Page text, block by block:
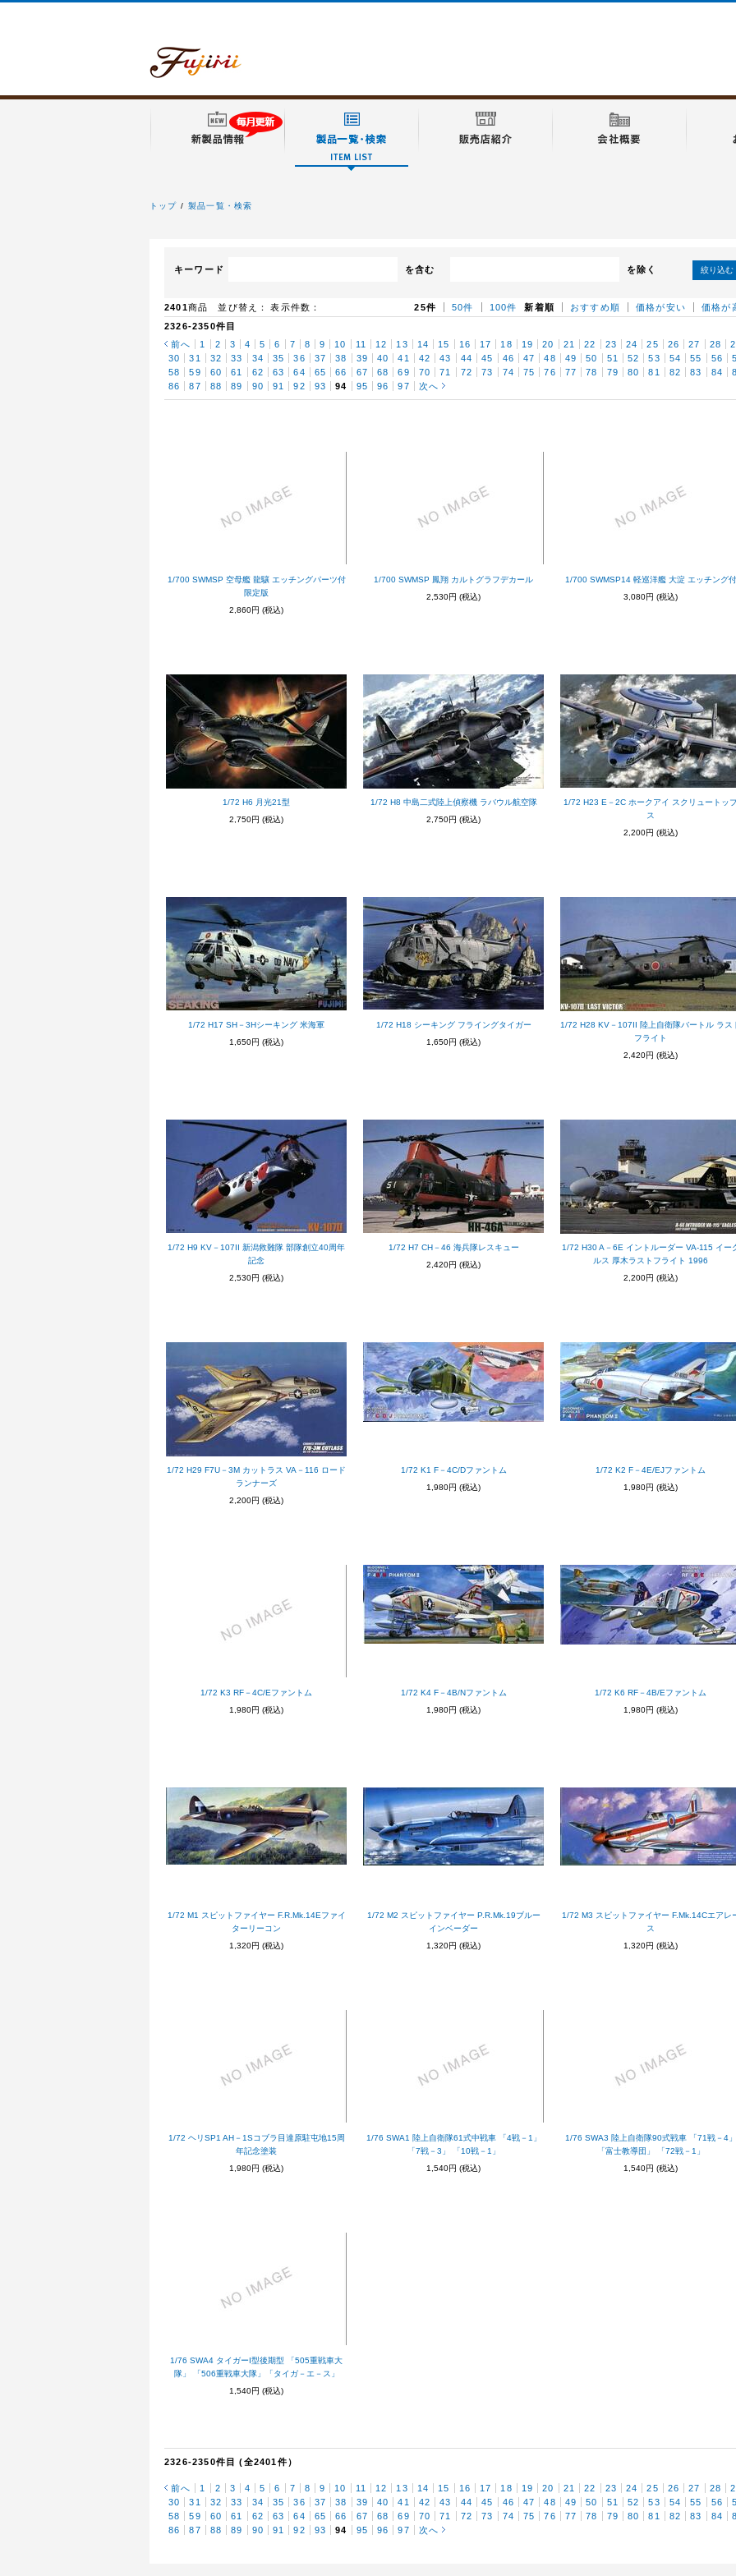
トップ 製品一覧・検索
キーワード を含む を除く 絞り込む
2401商品 並び替え： 新着順 おすすめ順 価格が安い 価格が
表示件数： 25件 50件
100件
2326-2350件目
前へ
1 2 3 4 5 6 7 8 9 10 11 12 13 14 15 16 17 18 19 20 21 22 23 24 25 26 27 28
30
31 32 33 34 35 36 37 38 39 40 41 42 43 44 45 46 47 48 49 50 51 52 53 54 55 56
58
59 60 61 62 63 64 65 66 67 68 69 70 71 72 73 74 75 76 77 78 79 80 81 82 83 84
86
87 88 89 90 91 92 93 94 95 96 97 次へ
1/700 SWMSP 空母艦 龍驤 エッチングパーツ付
限定版
2,860円 (税込)
1/700 SWMSP 鳳翔 カルトグラフデカール
2,530円 (税込)
1/700 SWMSP14 軽巡洋艦 大淀 エッチング付
3,080円 (税込)
1/72 H6 月光21型
2,750円 (税込)
1/72 H8 中島二式陸上偵察機 ラバウル航空隊
2,750円 (税込)
1/72 H23 E－2C ホークアイ スクリュートッ
ス
2,200円 (税込)
1/72 H17 SH－3Hシーキング 米海軍
1,650円 (税込)
1/72 H18 シーキング フライングタイガー
1,650円 (税込)
1/72 H28 KV－107II 陸上自衛隊バートル ラス
フライト
2,420円 (税込)
1/72 H9 KV－107II 新潟救難隊 部隊創立40周年
記念
2,530円 (税込)
1/72 H7 CH－46 海兵隊レスキュー
2,420円 (税込)
1/72 H30 A－6E イントルーダー VA-115 イー
ルス 厚木ラストフライト 1996
2,200円 (税込)
1/72 H29 F7U－3M カットラス VA－116 ロード
ランナーズ
2,200円 (税込)
1/72 K1 F－4C/Dファントム
1,980円 (税込)
1/72 K2 F－4E/EJファントム
1,980円 (税込)
1/72 K3 RF－4C/Eファントム
1,980円 (税込)
1/72 K4 F－4B/Nファントム
1,980円 (税込)
1/72 K6 RF－4B/Eファントム
1,980円 (税込)
1/72 M1 スピットファイヤー F.R.Mk.14Eファイ
ターリーコン
1,320円 (税込)
1/72 M2 スピットファイヤー P.R.Mk.19ブルー
インベーダー
1,320円 (税込)
1/72 M3 スピットファイヤー F.Mk.14Cエアレ
ス
1,320円 (税込)
1/72 ヘリSP1 AH－1Sコブラ目達原駐屯地15周
年記念塗装
1,980円 (税込)
1/76 SWA1 陸上自衛隊61式中戦車 「4戦－1」
「7戦－3」 「10戦－1」
1,540円 (税込)
1/76 SWA3 陸上自衛隊90式戦車 「71戦－4」
「富士教導団」 「72戦－1」
1,540円 (税込)
1/76 SWA4 タイガーI型後期型 「505重戦車大
隊」 「506重戦車大隊」「タイガ－エ－ス」
1,540円 (税込)
2326-2350件目 (全2401件）
前へ 1 2 3 4 5 6 7 8 9 10 11 12 13 14 15 16 17 18 19 20 21 22 23 24 25 26 27 28
30
31 32 33 34 35 36 37 38 39 40 41 42 43 44 45 46 47 48 49 50 51 52 53 54 55 56
58
59 60 61 62 63 64 65 66 67 68 69 70 71 72 73 74 75 76 77 78 79 80 81 82 83 84
86
87 88 89 90 91 92 93 94 95 96 97 次へ